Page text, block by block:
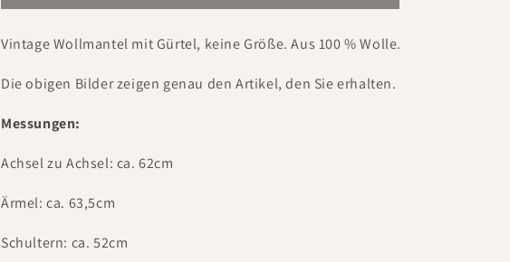
Vintage Wollmantel mit Gürtel, keine Größe. Aus 100 % Wolle.
Die obigen Bilder zeigen genau den Artikel, den Sie erhalten.
Messungen:
Achsel zu Achsel: ca. 62cm
Ärmel: ca. 63,5cm
Schultern: ca. 52cm